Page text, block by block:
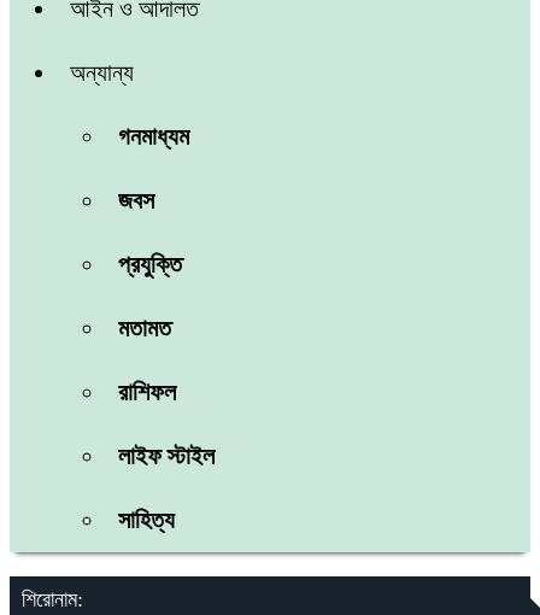
আইন ও আদালত
অন্যান্য
গনমাধ্যম
জবস
প্রযুক্তি
মতামত
রাশিফল
লাইফ স্টাইল
সাহিত্য
শিরোনাম: